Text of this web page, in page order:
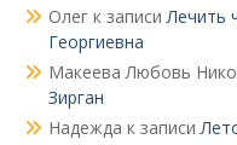
Олег к записиЛечить
Георгиевна
Макеева Любовь
Зирган
Надежда к записи